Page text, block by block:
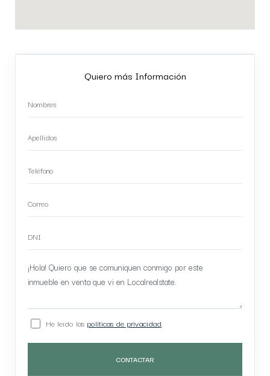
Quiero más Información
He leído las políticas de privacidad
CONTACTAR